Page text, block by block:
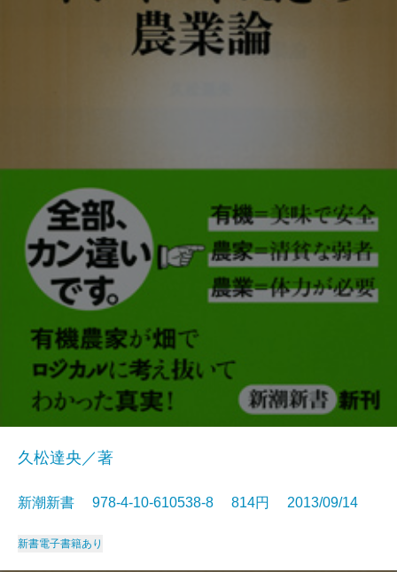
久松達央／著
新潮新書 978-4-10-610538-8 814円 2013/09/14
新書電子書籍あり